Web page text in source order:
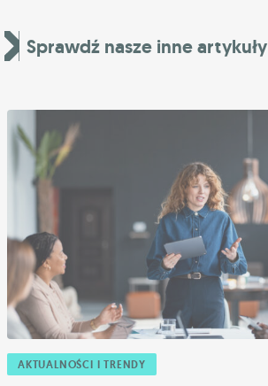
Sprawdź nasze inne artykuły
AKTUALNOŚCI I TRENDY